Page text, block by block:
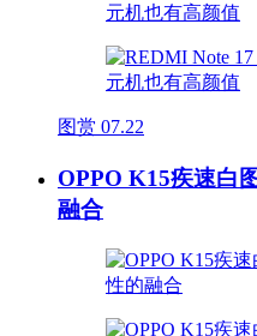
图赏 07.22
OPPO K15疾速白
融合